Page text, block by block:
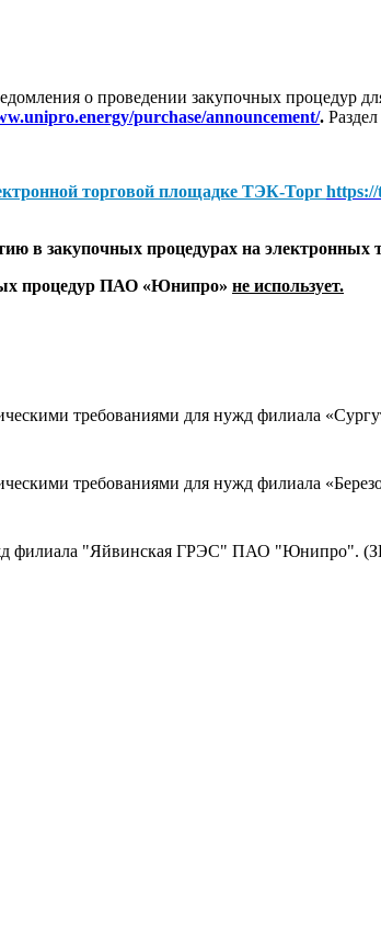
о проведении закупочных
purchase/announcement/.
торговой площадке ТЭК-Торг
в закупочных процедурах на электронных
процедур ПАО «Юнипро» не использует.
требованиями для нужд филиала
требованиями для нужд филиала
филиала "Яйвинская ГРЭС" ПАО "Юнипро".